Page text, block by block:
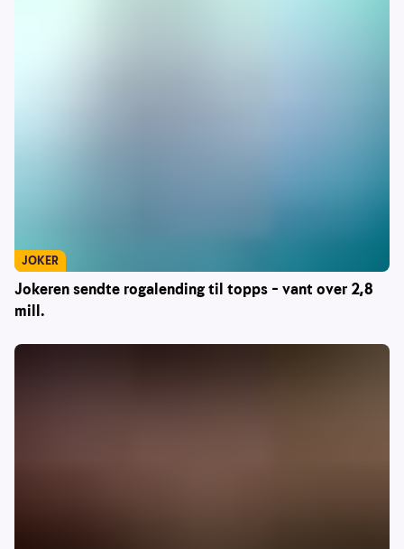
Jokeren sendte rogalending til topps – vant over 2,8
mill.
JOKER